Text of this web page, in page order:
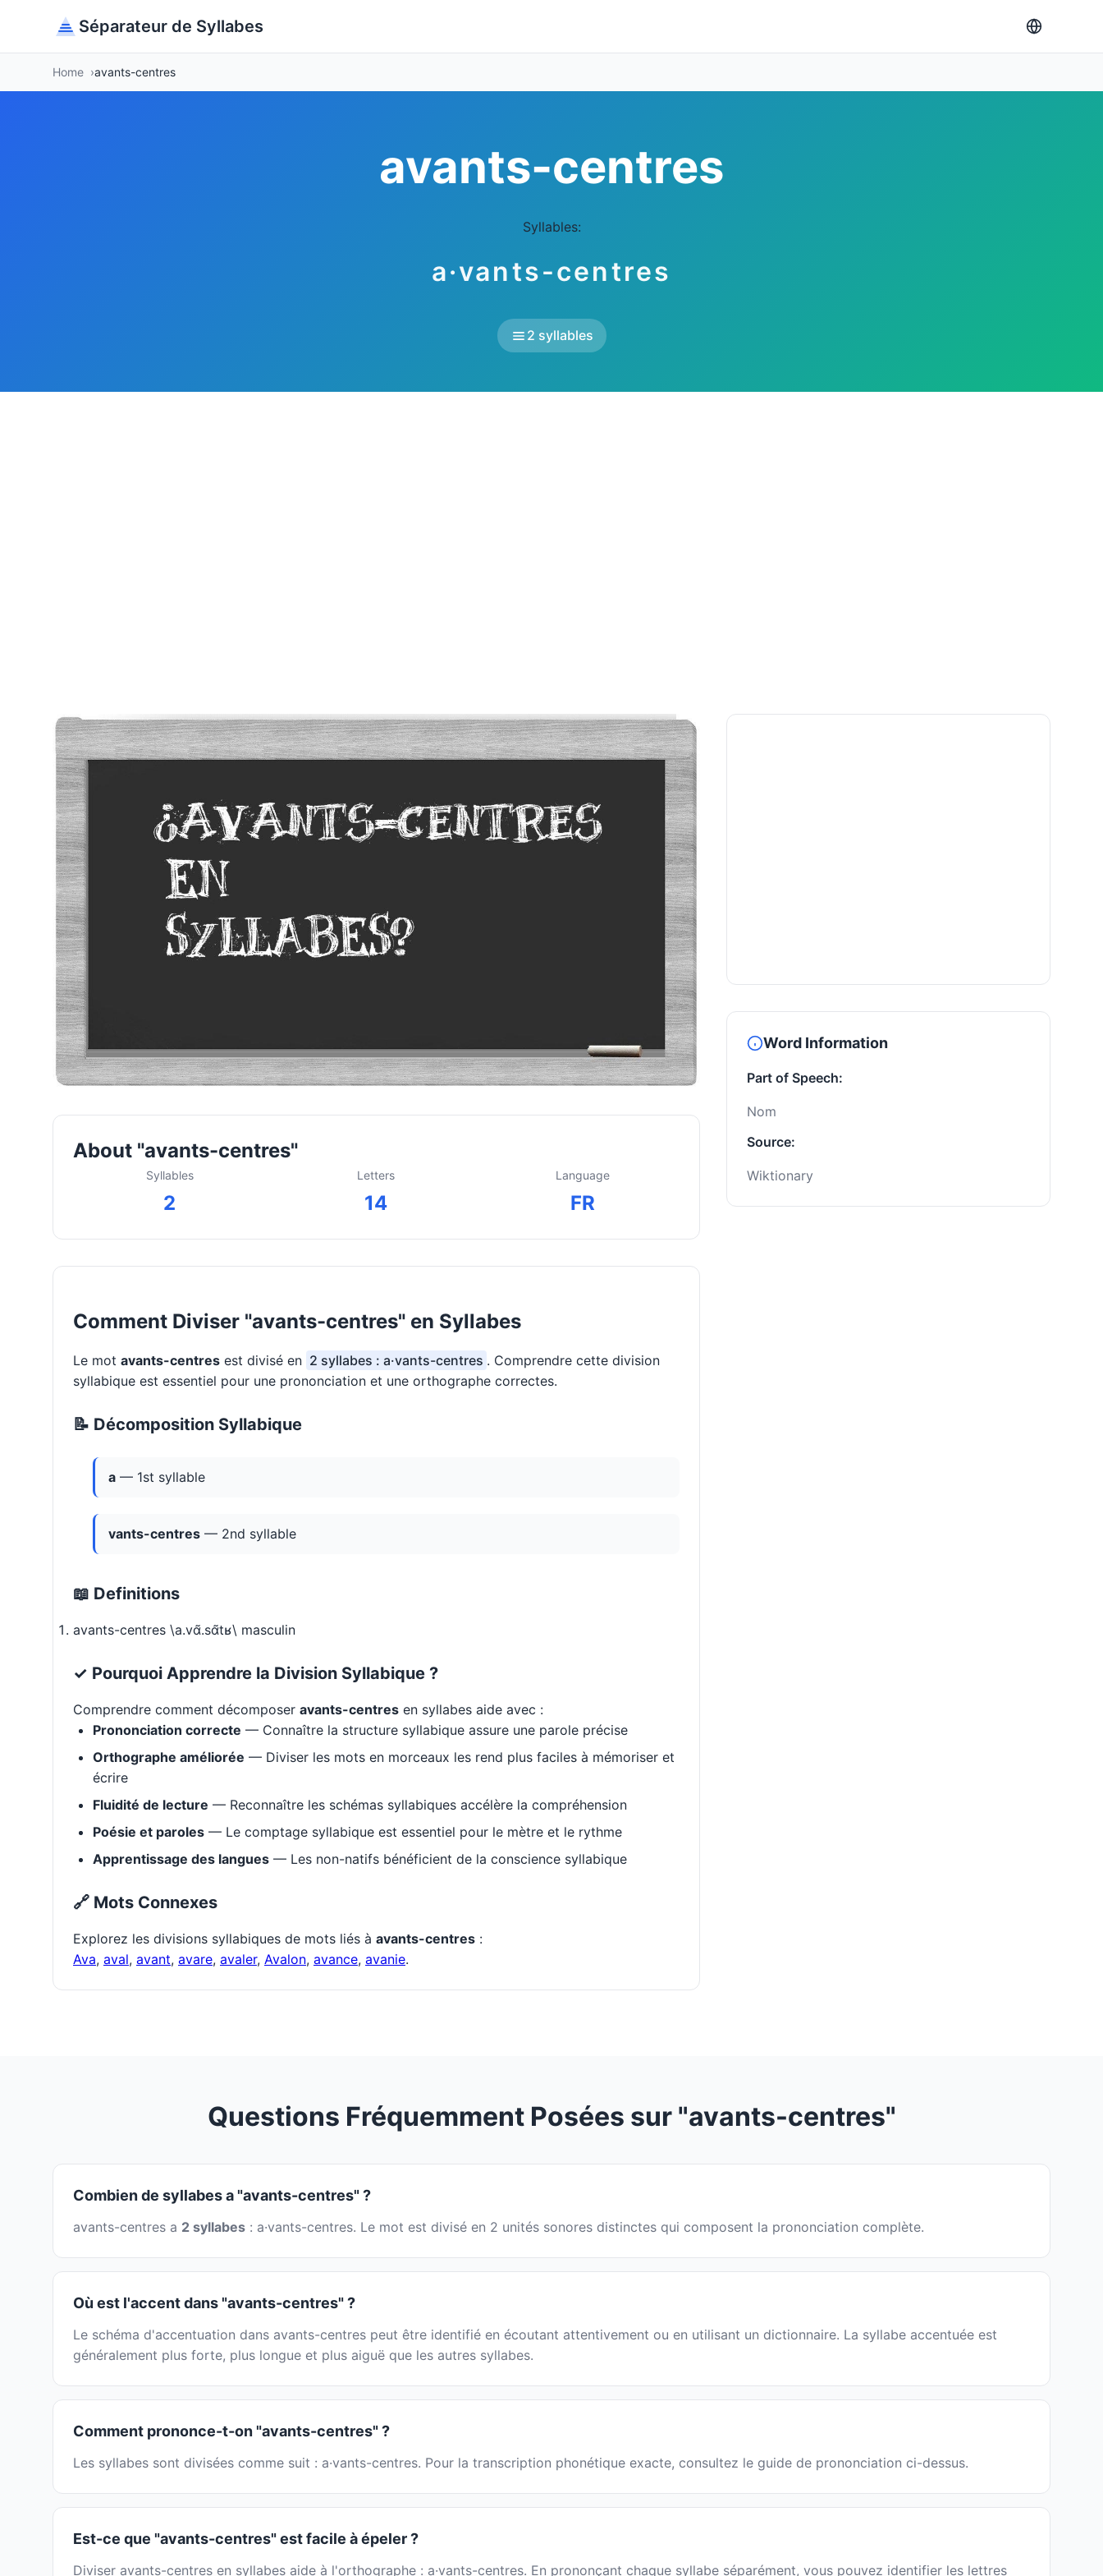
Séparateur de Syllabes
Home avants-centres
avants-centres
Syllables:
a·vants-centres
2 syllables
About "avants-centres"
Syllables
2
Letters
14
Language
FR
Comment Diviser "avants-centres" en Syllabes
Le mot avants-centres est divisé en 2 syllabes : a·vants-centres . Comprendre cette division
syllabique est essentiel pour une prononciation et une orthographe correctes.
📝 Décomposition Syllabique
a — 1st syllable
vants-centres — 2nd syllable
📖 Definitions
avants-centres \a.vɑ̃.sɑ̃tʁ\ masculin
✓ Pourquoi Apprendre la Division Syllabique ?
Comprendre comment décomposer avants-centres en syllabes aide avec :
Prononciation correcte — Connaître la structure syllabique assure une parole précise
Orthographe améliorée — Diviser les mots en morceaux les rend plus faciles à mémoriser et
écrire
Fluidité de lecture — Reconnaître les schémas syllabiques accélère la compréhension
Poésie et paroles — Le comptage syllabique est essentiel pour le mètre et le rythme
Apprentissage des langues — Les non-natifs bénéficient de la conscience syllabique
🔗 Mots Connexes
Explorez les divisions syllabiques de mots liés à avants-centres :
Ava, aval, avant, avare, avaler, Avalon, avance, avanie.
Word Information
Part of Speech:
Nom
Source:
Wiktionary
Questions Fréquemment Posées sur "avants-centres"
Combien de syllabes a "avants-centres" ?
avants-centres a 2 syllabes : a·vants-centres. Le mot est divisé en 2 unités sonores distinctes qui composent la prononciation complète.
Où est l'accent dans "avants-centres" ?
Le schéma d'accentuation dans avants-centres peut être identifié en écoutant attentivement ou en utilisant un dictionnaire. La syllabe accentuée est
généralement plus forte, plus longue et plus aiguë que les autres syllabes.
Comment prononce-t-on "avants-centres" ?
Les syllabes sont divisées comme suit : a·vants-centres. Pour la transcription phonétique exacte, consultez le guide de prononciation ci-dessus.
Est-ce que "avants-centres" est facile à épeler ?
Diviser avants-centres en syllabes aide à l'orthographe : a·vants-centres. En prononçant chaque syllabe séparément, vous pouvez identifier les lettres